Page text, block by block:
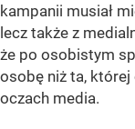
kampanii musiał
lecz także z
że po osobistym
osobę niż ta, której
oczach media.